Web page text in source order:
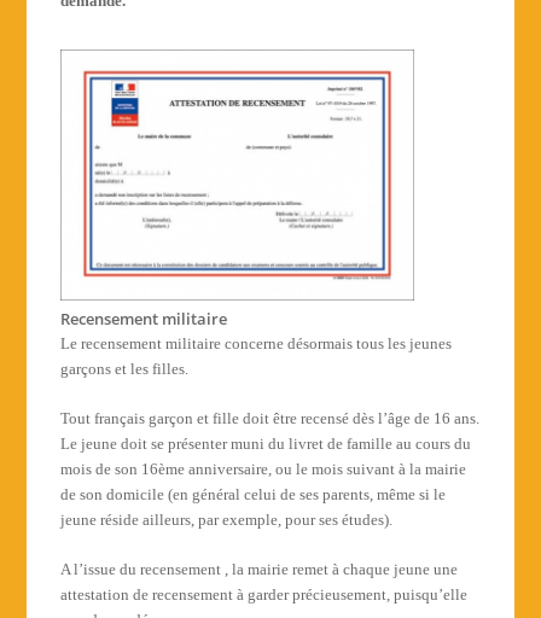
Recensement militaire
Le recensement militaire concerne désormais tous les jeunes
garçons et les filles.
Tout français garçon et fille doit être recensé dès l’âge de 16 ans.
Le jeune doit se présenter muni du livret de famille au cours du
mois de son 16ème anniversaire, ou le mois suivant à la mairie
de son domicile (en général celui de ses parents, même si le
jeune réside ailleurs, par exemple, pour ses études).
A l’issue du recensement , la mairie remet à chaque jeune une
attestation de recensement à garder précieusement, puisqu’elle